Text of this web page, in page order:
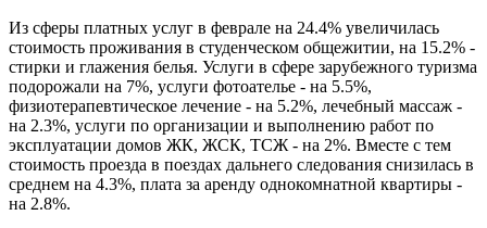
Из сферы платных услуг в феврале на 24.4% увеличилась
стоимость проживания в студенческом общежитии, на 15.2% -
стирки и глажения белья. Услуги в сфере зарубежного туризма
подорожали на 7%, услуги фотоателье - на 5.5%,
физиотерапевтическое лечение - на 5.2%, лечебный массаж -
на 2.3%, услуги по организации и выполнению работ по
эксплуатации домов ЖК, ЖСК, ТСЖ - на 2%. Вместе с тем
стоимость проезда в поездах дальнего следования снизилась в
среднем на 4.3%, плата за аренду однокомнатной квартиры -
на 2.8%.